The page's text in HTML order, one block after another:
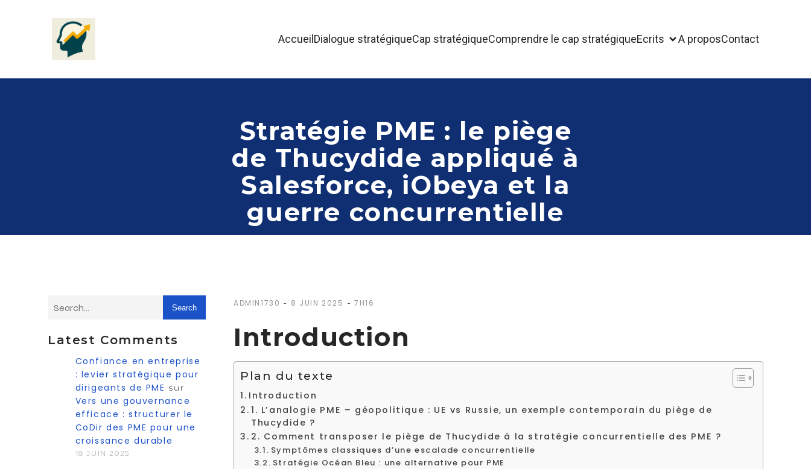
Accueil Dialogue stratégiqueCap stratégiqueComprendre le cap stratégiqueEcrits A proposContact
Stratégie PME : le piège
de Thucydide appliqué à
Salesforce, iObeya et la
guerre concurrentielle
Search
Latest Comments
Confiance en entreprise
: levier stratégique pour
dirigeants de PME sur
Vers une gouvernance
efficace : structurer le
CoDir des PME pour une
croissance durable
18 JUIN 2025
ADMIN1730 - 8 JUIN 2025 - 7H16
Introduction
Plan du texte
Introduction
1. L’analogie PME – géopolitique : UE vs Russie, un exemple contemporain du piège de
Thucydide ?
2. Comment transposer le piège de Thucydide à la stratégie concurrentielle des PME ?
Symptômes classiques d’une escalade concurrentielle
Stratégie Océan Bleu : une alternative pour PME